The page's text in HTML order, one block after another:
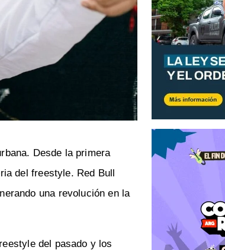
Desde la primera
del freestyle. Red Bull
una revolución en la
del pasado y los